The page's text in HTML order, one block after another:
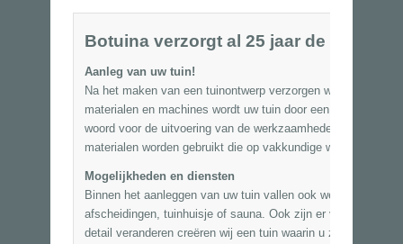
Botuina verzorgt al 25 jaar de
Aanleg van uw tuin!
Na het maken van een tuinontwerp verzorgen wij ook graag
materialen en machines wordt uw tuin door een enthousiast
woord voor de uitvoering van de werkzaamheden. U kunt er
materialen worden gebruikt die op vakkundige wijze
Mogelijkheden en diensten
Binnen het aanleggen van uw tuin vallen ook
afscheidingen , tuinhuisje of sauna. Ook zijn er vele
detail veranderen creëren wij een tuin waarin u zich echt